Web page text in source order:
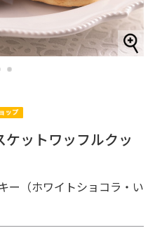
3
ットワッフルクッ
ー（ホワイトショコラ・い